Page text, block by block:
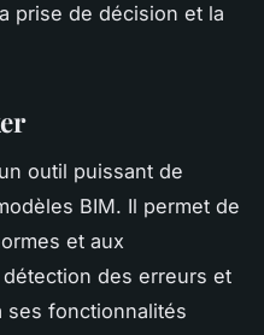
prise de décision et la
outil puissant de
BIM. Il permet de
et aux
des erreurs et
ses fonctionnalités